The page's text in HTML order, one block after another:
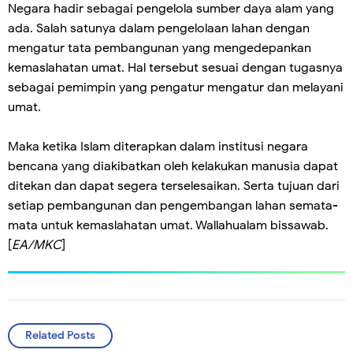
Negara hadir sebagai pengelola sumber daya alam yang
ada. Salah satunya dalam pengelolaan lahan dengan
mengatur tata pembangunan yang mengedepankan
kemaslahatan umat. Hal tersebut sesuai dengan tugasnya
sebagai pemimpin yang pengatur mengatur dan melayani
umat.
Maka ketika Islam diterapkan dalam institusi negara
bencana yang diakibatkan oleh kelakukan manusia dapat
ditekan dan dapat segera terselesaikan. Serta tujuan dari
setiap pembangunan dan pengembangan lahan semata-
mata untuk kemaslahatan umat. Wallahualam bissawab.
[EA/MKC]
Related Posts